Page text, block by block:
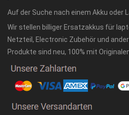
Auf der Suche nach einem Akku oder
Wir stellen billiger Ersatzakkus für
Netzteil, Electronic Zubehör und
Produkte sind neu, 100% mit